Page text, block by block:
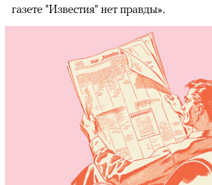
газете "Известия" нет правды».